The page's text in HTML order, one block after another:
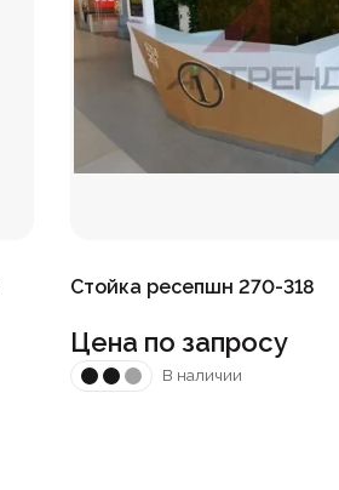
Стойка ресепшн 270-318
Цена по запросу
В наличии